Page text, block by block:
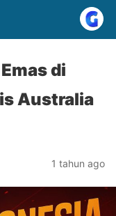
di
Australia
1 tahun ago